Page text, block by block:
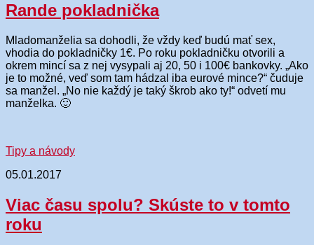
Rande pokladnička
Mladomanželia sa dohodli, že vždy keď budú mať sex,
vhodia do pokladničky 1€. Po roku pokladničku otvorili a
okrem mincí sa z nej vysypali aj 20, 50 i 100€ bankovky. „Ako
je to možné, veď som tam hádzal iba eurové mince?“ čuduje
sa manžel. „No nie každý je taký škrob ako ty!“ odvetí mu
manželka. 🙂
Tipy a návody
05.01.2017
Viac času spolu? Skúste to v tomto
roku